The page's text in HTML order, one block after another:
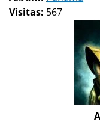
Visitas: 567